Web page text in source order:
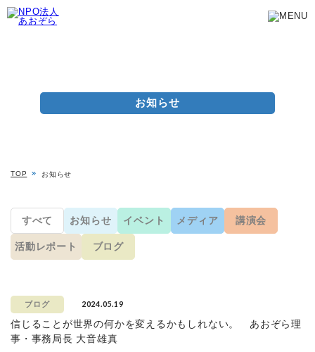
お知らせ
TOP お知らせ
すべて お知らせ イベント メディア 講演会
活動レポート ブログ
ブログ 2024.05.19
信じることが世界の何かを変えるかもしれない。 あおぞら理
事・事務局長 大音雄真